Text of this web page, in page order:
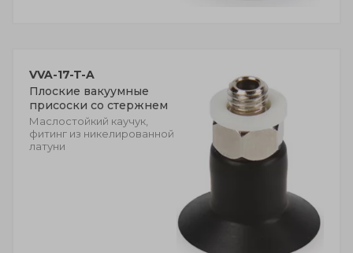
VVA-17-T-A
Плоские вакуумные
присоски со стержнем
Маслостойкий каучук,
фитинг из никелированной
латуни